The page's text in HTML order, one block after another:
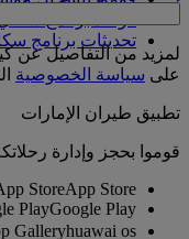
قواعد برنامج
تحديثات برنامج
لمزيد من التفاصيل عن
على سياسة الخصوصية
تطبيق طيران الإمارات
قوموا بحجز وإدارة
StoreApp Store
PlayGoogle Play
Galleryhuawai os